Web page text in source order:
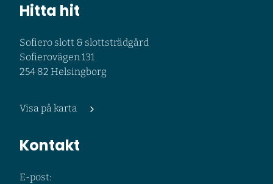
Hitta hit
Sofiero slott & slottsträdgård
Sofierovägen 131
254 82 Helsingborg
Visa på karta
Kontakt
E-post: